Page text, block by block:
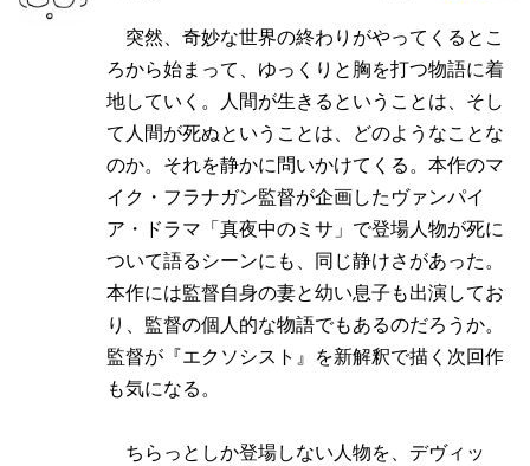
突然、奇妙な世界の終わりがやってくるとこ
ろから始まって、ゆっくりと胸を打つ物語に着
地していく。人間が生きるということは、そし
て人間が死ぬということは、どのようなことな
のか。それを静かに問いかけてくる。本作のマ
イク・フラナガン監督が企画したヴァンパイ
ア・ドラマ「真夜中のミサ」で登場人物が死に
ついて語るシーンにも、同じ静けさがあった。
本作には監督自身の妻と幼い息子も出演してお
り、監督の個人的な物語でもあるのだろうか。
監督が『エクソシスト』を新解釈で描く次回作
も気になる。
ちらっとしか登場しない人物を、デヴィッ